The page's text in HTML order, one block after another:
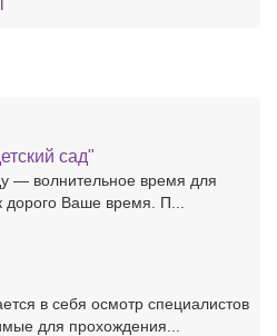
сад"
— волнительное время для
Ваше время. П...
в себя осмотр специалистов
для прохождения...